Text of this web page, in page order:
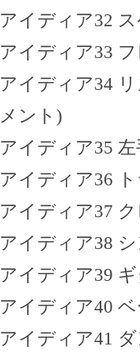
アイディア32
アイディア33
アイディア34
メント)
アイディア35
アイディア36
アイディア37
アイディア38
アイディア39
アイディア40
アイディア41